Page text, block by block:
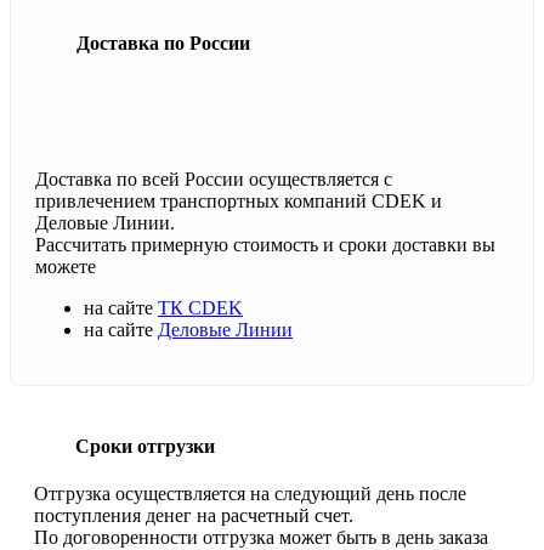
Доставка по России
Доставка по всей России осуществляется с
привлечением транспортных компаний CDEK и
Деловые Линии.
Рассчитать примерную стоимость и сроки доставки вы
можете
на сайте ТК CDEK
на сайте Деловые Линии
Сроки отгрузки
Отгрузка осуществляется на следующий день после
поступления денег на расчетный счет.
По договоренности отгрузка может быть в день заказа